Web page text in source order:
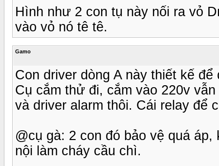
Hình như 2 con tụ này nối ra vỏ
vào vỏ nó tê tê.
Gamo
Con driver dòng A này thiết kế
Cụ cắm thử đi, cắm vào 220v
và driver alarm thôi. Cái relay để
@cụ gà: 2 con đó bảo vệ quá
nội làm cháy cầu chì.